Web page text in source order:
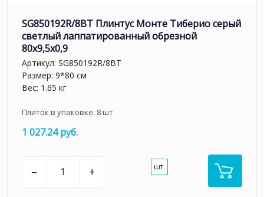
SG850192R/8BT Плинтус Монте Тиберио серый
светлый лаппатированный обрезной
80x9,5x0,9
Артикул: SG850192R/8BT
Размер: 9*80 см
Вес: 1.65 кг
Плиток в упаковке: 8шт
1 027.24 руб.
– + шт.